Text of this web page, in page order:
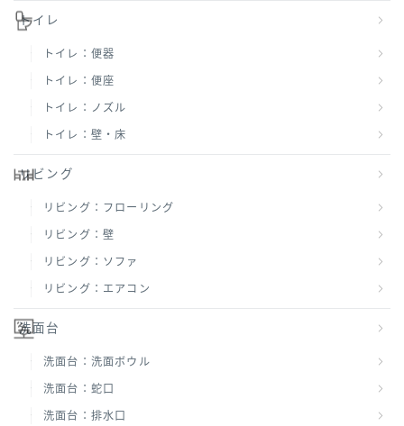
トイレ
トイレ：便器
トイレ：便座
トイレ：ノズル
トイレ：壁・床
リビング
リビング：フローリング
リビング：壁
リビング：ソファ
リビング：エアコン
洗面台
洗面台：洗面ボウル
洗面台：蛇口
洗面台：排水口